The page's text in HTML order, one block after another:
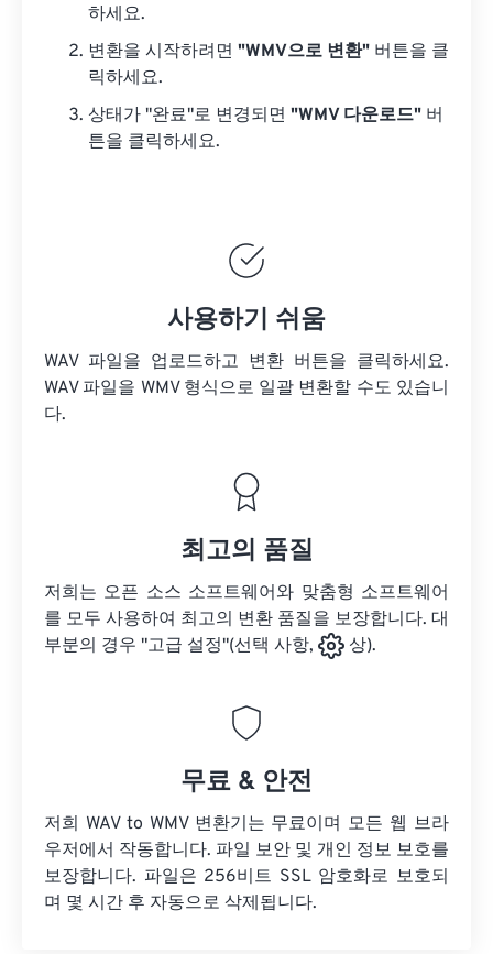
하세요.
변환을 시작하려면 "WMV으로 변환" 버튼을 클
릭하세요.
상태가 "완료"로 변경되면 "WMV 다운로드" 버
튼을 클릭하세요.
사용하기 쉬움
WAV 파일을 업로드하고 변환 버튼을 클릭하세요.
WAV 파일을 WMV 형식으로 일괄 변환할 수도 있습니
다.
최고의 품질
저희는 오픈 소스 소프트웨어와 맞춤형 소프트웨어
를 모두 사용하여 최고의 변환 품질을 보장합니다. 대
부분의 경우 "고급 설정"(선택 사항,
상).
무료 & 안전
저희 WAV to WMV 변환기는 무료이며 모든 웹 브라
우저에서 작동합니다. 파일 보안 및 개인 정보 보호를
보장합니다. 파일은 256비트 SSL 암호화로 보호되
며 몇 시간 후 자동으로 삭제됩니다.